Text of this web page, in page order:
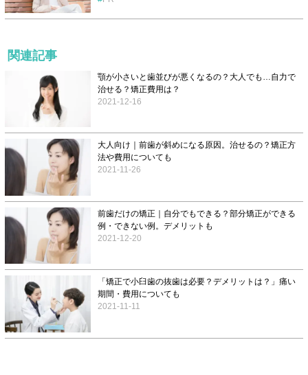
関連記事
顎が小さいと歯並びが悪くなるの？大人でも…自力で
治せる？矯正費用は？
2021-12-16
大人向け｜前歯が斜めになる原因。治せるの？矯正方
法や費用についても
2021-11-26
前歯だけの矯正｜自分でもできる？部分矯正ができる
例・できない例。デメリットも
2021-12-20
「矯正で小臼歯の抜歯は必要？デメリットは？」痛い
期間・費用についても
2021-11-11